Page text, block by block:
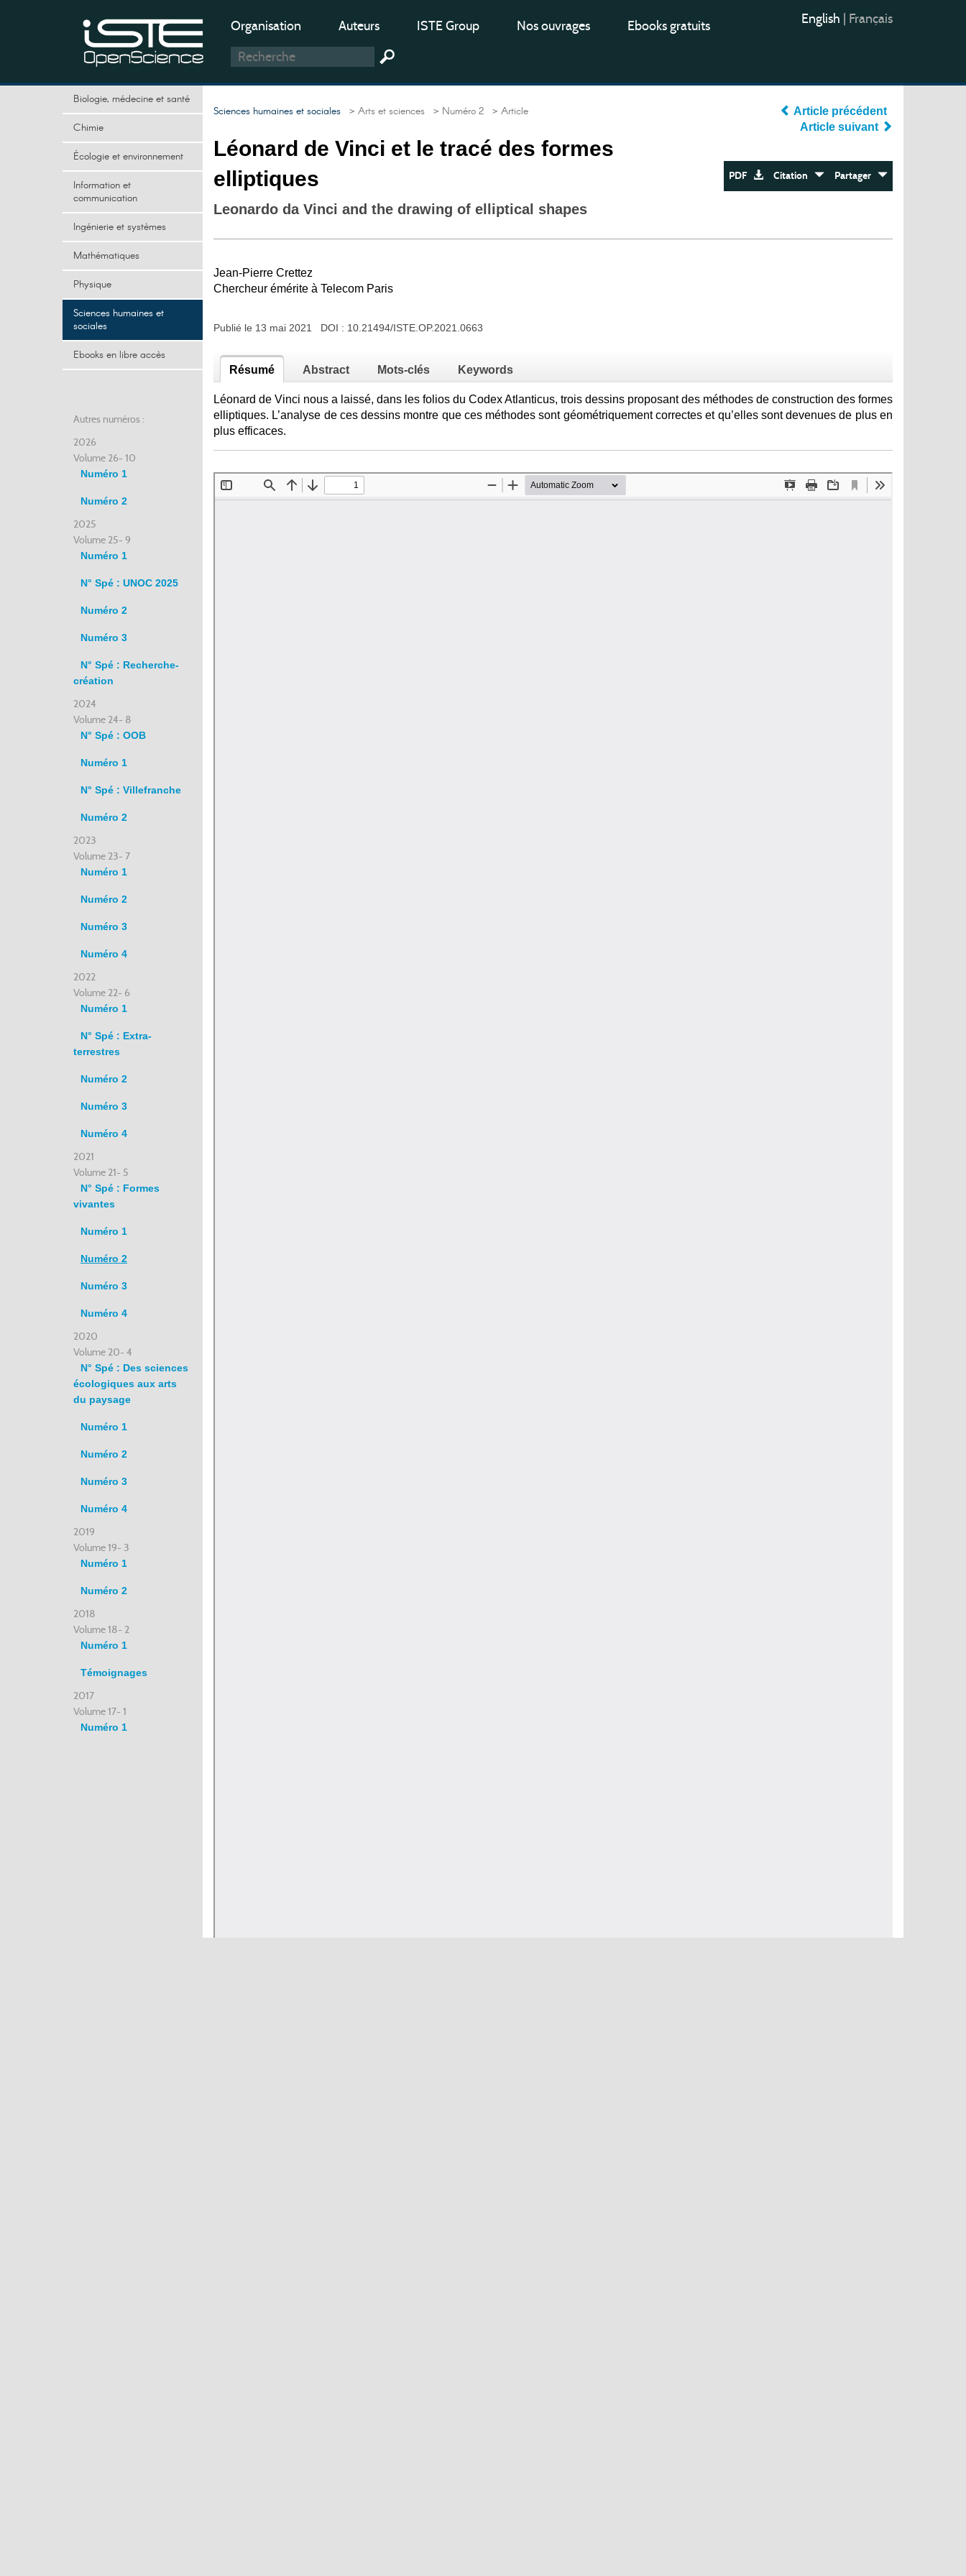
Organisation Auteurs ISTE Group Nos ouvrages Ebooks gratuits English Français
Biologie, médecine et santé
Chimie
Écologie et environnement
Information et
communication
Ingénierie et systèmes
Mathématiques
Physique
Sciences humaines et
sociales
Ebooks en libre accès
Autres numéros :
2026
Volume 26- 10
Numéro 1
Numéro 2
2025
Volume 25- 9
Numéro 1
N° Spé : UNOC 2025
Numéro 2
Numéro 3
N° Spé : Recherche-
création
2024
Volume 24- 8
N° Spé : OOB
Numéro 1
N° Spé : Villefranche
Numéro 2
2023
Volume 23- 7
Numéro 1
Numéro 2
Numéro 3
Numéro 4
2022
Volume 22- 6
Numéro 1
N° Spé : Extra-
terrestres
Numéro 2
Numéro 3
Numéro 4
2021
Volume 21- 5
N° Spé : Formes
vivantes
Numéro 1
Numéro 2
Numéro 3
Numéro 4
2020
Volume 20- 4
N° Spé : Des sciences
écologiques aux arts
du paysage
Numéro 1
Numéro 2
Numéro 3
Numéro 4
2019
Volume 19- 3
Numéro 1
Numéro 2
2018
Volume 18- 2
Numéro 1
Témoignages
2017
Volume 17- 1
Numéro 1
Sciences humaines et sociales > Arts et sciences > Numéro 2 > Article
Léonard de Vinci et le tracé des formes
elliptiques
Leonardo da Vinci and the drawing of elliptical shapes
Article précédent
Article suivant
PDF Citation Partager
Jean-Pierre Crettez
Chercheur émérite à Telecom Paris
Publié le 13 mai 2021 DOI : 10.21494/ISTE.OP.2021.0663
Résumé Abstract Mots-clés Keywords
Léonard de Vinci nous a laissé, dans les folios du Codex Atlanticus, trois dessins proposant des méthodes de construction des formes
elliptiques. L’analyse de ces dessins montre que ces méthodes sont géométriquement correctes et qu’elles sont devenues de plus en
plus efficaces.